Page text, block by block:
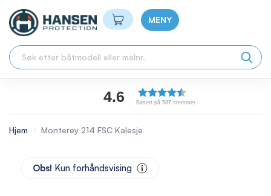
Min handlekurv
MENY
4.6 Basert på 587 stemmer
Hjem Monterey 214 FSC Kalesje
Obs! Kun forhåndsvising